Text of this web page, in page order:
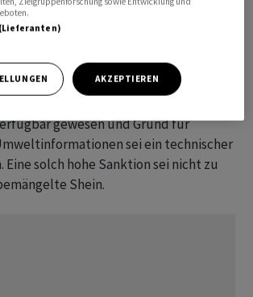
Behörde.
Strafe anfechten wolle. Es sei kein
ersichtlich geworden. Die von
gewesen und Grund für
sei ein technischer
Eine solch hohe Sanktion sei nicht zu
Shein.
AKZEPTIEREN